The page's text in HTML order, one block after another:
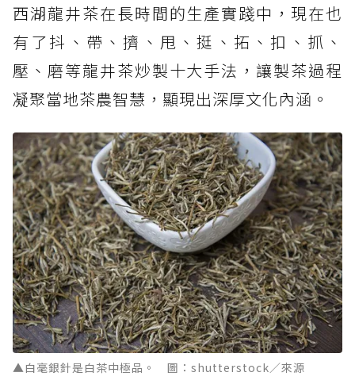
西湖龍井茶在長時間的生產實踐中，現在也
有了抖、帶、擠、甩、挺、拓、扣、抓、
壓、磨等龍井茶炒製十大手法，讓製茶過程
凝聚當地茶農智慧，顯現出深厚文化內涵。
▲白毫銀針是白茶中極品。 圖：shutterstock／來源